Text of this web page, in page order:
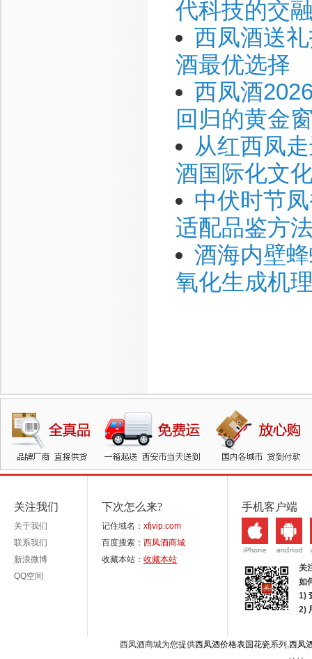
代科技的交
西凤酒送
酒最优选择
西凤酒
回归的黄金
从红西凤
酒国际化文
中伏时节
适配品鉴方
酒海内壁
氧化生成机
关注我们
关于我们
联系我们
新浪微博
QQ空间
下次怎么来?
记住域名： xfjvip.com
百度搜索： 西凤酒商城
收藏本站： 收藏本站
手机客户端
关
如
1)
2)
西凤酒商城为您提供西凤酒价格表国花瓷系列,西凤